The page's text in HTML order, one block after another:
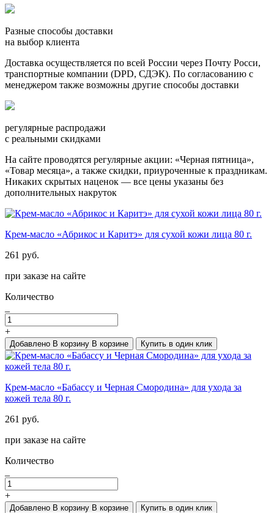
Разные способы доставки
на выбор клиента
Доставка осуществляется по всей России через Почту Росси,
транспортные компании (DPD, СДЭК). По согласованию с
менеджером также возможны другие способы доставки
регулярные распродажи
с реальными скидками
На сайте проводятся регулярные акции: «Черная пятница»,
«Товар месяца», а также скидки, приуроченные к праздникам.
Никаких скрытых наценок — все цены указаны без
дополнительных накруток
Крем-масло «Абрикос и Каритэ» для сухой кожи лица 80 г.
261 руб.
при заказе на сайте
Количество
+
Добавлено В корзину В корзине Купить в один клик
Крем-масло «Бабассу и Черная Смородина» для ухода за
кожей тела 80 г.
261 руб.
при заказе на сайте
Количество
+
Добавлено В корзину В корзине Купить в один клик